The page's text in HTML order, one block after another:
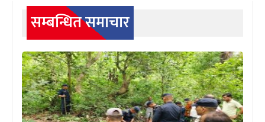
सम्बन्धित समाचार